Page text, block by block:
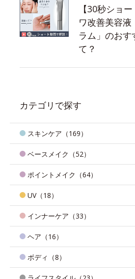
【30秒ショ
ワ改善美容液
ラム」のおす
て？
カテゴリで探す
スキンケア（169）
ベースメイク（52）
ポイントメイク（64）
UV（18）
インナーケア（33）
ヘア（16）
ボディ（8）